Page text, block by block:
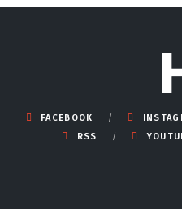
FACEBOOK
RSS